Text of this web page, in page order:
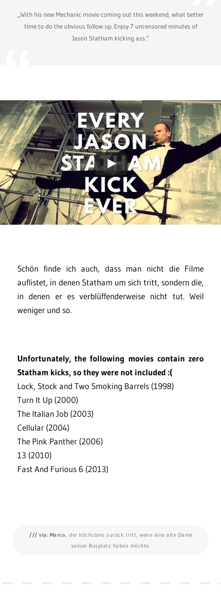
„With his new Mechanic movie coming out this weekend, what better
time to do the obvious follow up. Enjoy 7 uncensored minutes of
Jason Statham kicking ass.“
Schön finde ich auch, dass man nicht die Filme
auflistet, in denen Statham um sich tritt, sondern die,
in denen er es verblüffenderweise nicht tut. Weil
weniger und so.
Unfortunately, the following movies contain zero
Statham kicks, so they were not included :(
Lock, Stock and Two Smoking Barrels (1998)
Turn It Up (2000)
The Italian Job (2003)
Cellular (2004)
The Pink Panther (2006)
13 (2010)
Fast And Furious 6 (2013)
/// via: Marco, der höchstens zurück tritt, wenn eine alte Dame
seinen Busplatz haben möchte.